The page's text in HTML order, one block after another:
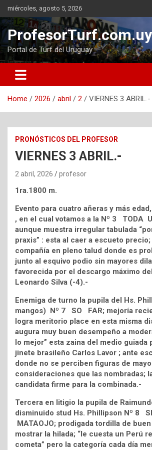
to
content
miércoles, agosto 5, 2026
ProfesorTurf.com.uy
Portal de Turf del Uruguay
Home 2026 abril 2 VIERNES 3 ABRIL.-
PRONÓSTICOS DEL PROFESOR
VIERNES 3 ABRIL.-
2 abril, 2026 profesor
1ra.1800 m.
Evento para cuatro añeras y más
, en el cual votamos a la Nº 3 TODA
aunque muestra irregular tabulada
praxis” : esta al caer a escueto
compañía en pleno talud donde es
junto al esquivo podio sin mayores
favorecida por el descargo máximo
Leonardo Silva (-4).-
Enemiga de turno la pupila del Hs.
mangos) Nº 7 SO FAR; mejoría
logra meritorio place en esta misma
augura muy buen desempeño a
lo mejor” esta zaina del medio guiada
jinete brasileño Carlos Lavor ; ante
donde no se perciben figuras de
consideraciones que las nombradas;
candidata firme para la combinada.-
Tercera en litigio la pupila de
disminuido stud Hs. Phillipson Nº 8
MATAOJO; prodigada tordilla de
mostrar la hilada; “le cuesta un Perú
cometa” pero la categoría cada día